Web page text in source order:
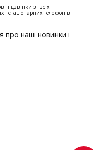
дзвінки зі всіх
і стаціонарних телефонів
про наші новинки і